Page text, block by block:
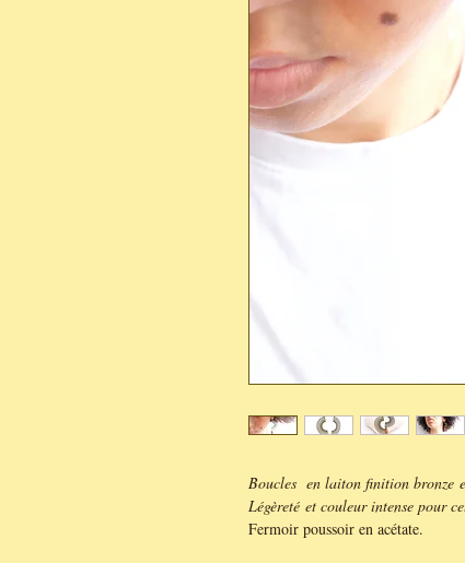
Boucles en laiton finition bronze
Légèreté et couleur intense pour
Fermoir poussoir en acétate.